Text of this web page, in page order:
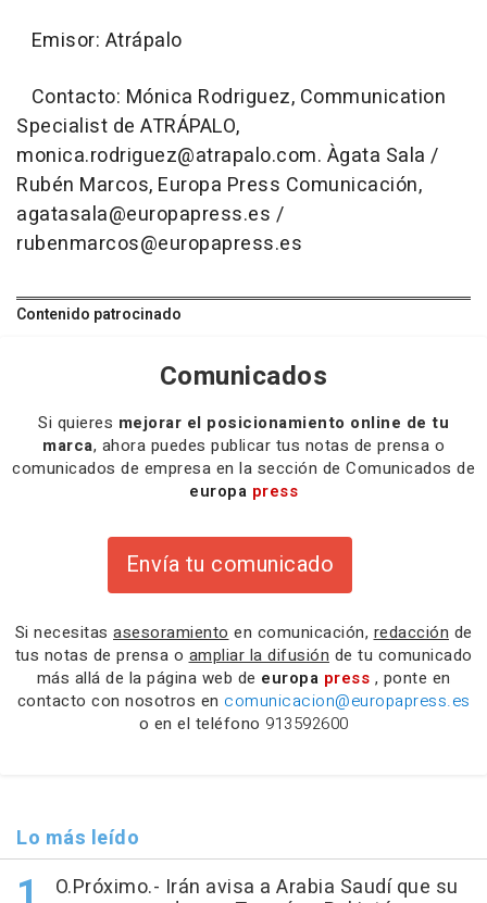
Emisor: Atrápalo
Contacto: Mónica Rodriguez, Communication
Specialist de ATRÁPALO,
monica.rodriguez@atrapalo.com. Àgata Sala /
Rubén Marcos, Europa Press Comunicación,
agatasala@europapress.es /
rubenmarcos@europapress.es
Contenido patrocinado
Comunicados
Si quieres mejorar el posicionamiento online de tu
marca, ahora puedes publicar tus notas de prensa o
comunicados de empresa en la sección de Comunicados de
europa press
Envía tu comunicado
Si necesitas asesoramiento en comunicación, redacción de
tus notas de prensa o ampliar la difusión de tu comunicado
más allá de la página web de europa press , ponte en
contacto con nosotros en comunicacion@europapress.es
o en el teléfono 913592600
Lo más leído
O.Próximo.- Irán avisa a Arabia Saudí que su